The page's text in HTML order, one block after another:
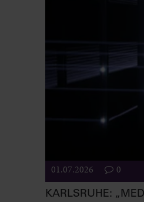
01.07.2026 0
KARLSRUHE: